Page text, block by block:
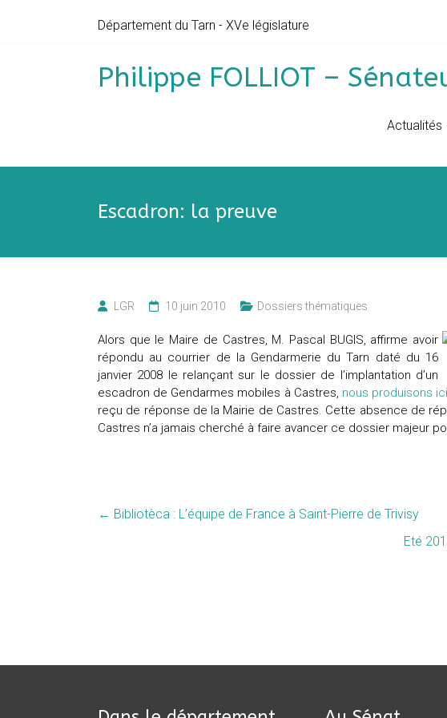
Département du Tarn - XVe législature
Philippe FOLLIOT –
Actualités
Escadron: la preuve
LGR 10 juin 2010 Dossiers thématiques
Alors que le Maire de Castres, M. Pascal BUGIS, affirme avoir
répondu au courrier de la Gendarmerie du Tarn daté du 16
janvier 2008 le relançant sur le dossier de l’implantation d’un
escadron de Gendarmes mobiles à Castres, nous produisons
reçu de réponse de la Mairie de Castres. Cette absence de
Castres n’a jamais cherché à faire avancer ce dossier majeur
← Bibliotèca : L’équipe de France à Saint-Pierre de Trivisy
Eté